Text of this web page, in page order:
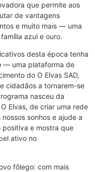
que permite aos
de vantagens
e muito mais — uma
azul e ouro.
desta época tenha
— uma plataforma de
do O Elvas SAD,
cidadãos a tornarem-se
nasceu da
Elvas, de criar uma rede
sonhos e ajude a
e mostra que
ativo no
fôlego: com mais